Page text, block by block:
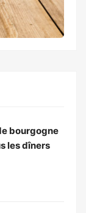
bourgogne
les dîners